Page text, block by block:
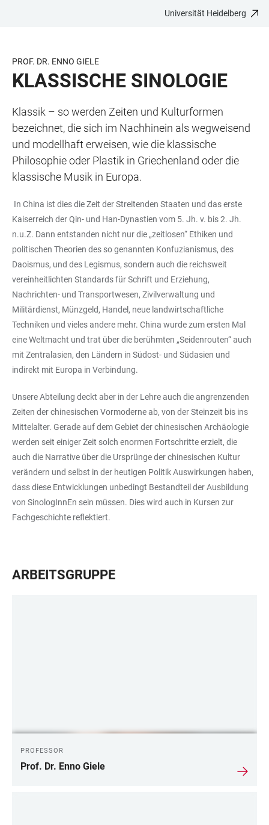
BARRIEREFREIHEIT
Universität Heidelberg
PROF. DR. ENNO GIELE
KLASSISCHE SINOLOGIE
Klassik – so werden Zeiten und Kulturformen
bezeichnet, die sich im Nachhinein als wegweisend
und modellhaft erweisen, wie die klassische
Philosophie oder Plastik in Griechenland oder die
klassische Musik in Europa.
In China ist dies die Zeit der Streitenden Staaten und das erste
Kaiserreich der Qin- und Han-Dynastien vom 5. Jh. v. bis 2. Jh.
n.u.Z. Dann entstanden nicht nur die „zeitlosen“ Ethiken und
politischen Theorien des so genannten Konfuzianismus, des
Daoismus, und des Legismus, sondern auch die reichsweit
vereinheitlichten Standards für Schrift und Erziehung,
Nachrichten- und Transportwesen, Zivilverwaltung und
Militärdienst, Münzgeld, Handel, neue landwirtschaftliche
Techniken und vieles andere mehr. China wurde zum ersten Mal
eine Weltmacht und trat über die berühmten „Seidenrouten“ auch
mit Zentralasien, den Ländern in Südost- und Südasien und
indirekt mit Europa in Verbindung.
Unsere Abteilung deckt aber in der Lehre auch die angrenzenden
Zeiten der chinesischen Vormoderne ab, von der Steinzeit bis ins
Mittelalter. Gerade auf dem Gebiet der chinesischen Archäologie
werden seit einiger Zeit solch enormen Fortschritte erzielt, die
auch die Narrative über die Ursprünge der chinesischen Kultur
verändern und selbst in der heutigen Politik Auswirkungen haben,
dass diese Entwicklungen unbedingt Bestandteil der Ausbildung
von SinologInnEn sein müssen. Dies wird auch in Kursen zur
Fachgeschichte reflektiert.
ARBEITSGRUPPE
PROFESSOR
Prof. Dr. Enno Giele